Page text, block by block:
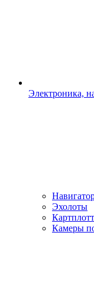
Электроника,
Эхолоты
Камеры